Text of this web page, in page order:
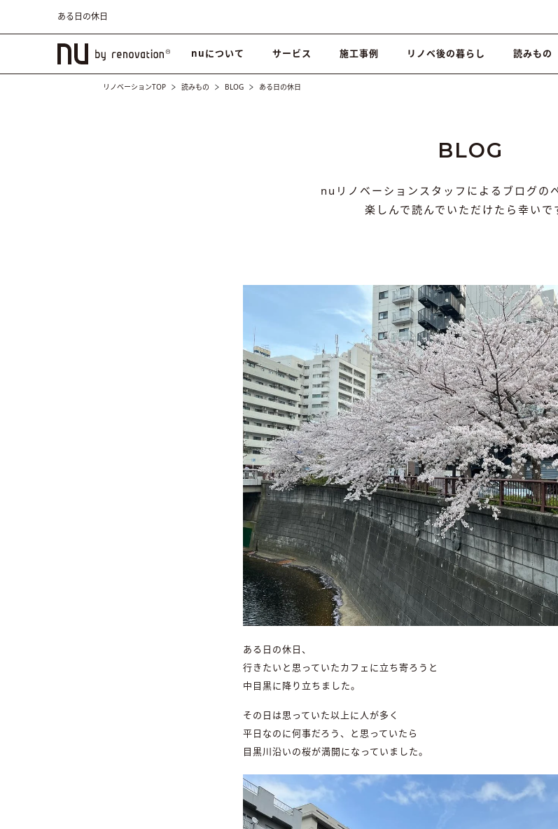
ある日の休日
nuについて サービス 施工事例 リノベ後の暮らし 読みもの
リノベーションTOP 読みもの BLOG ある日の休日
BLOG
nuリノベーションスタッフによるブログの
楽しんで読んでいただけたら幸いで
ある日の休日、
行きたいと思っていたカフェに立ち寄ろうと
中目黒に降り立ちました。
その日は思っていた以上に人が多く
平日なのに何事だろう、と思っていたら
目黒川沿いの桜が満開になっていました。